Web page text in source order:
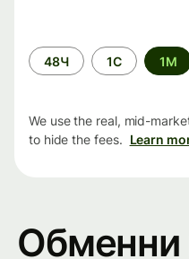
Time
period
48Ч 1С 1М
We use the real, mid-
to hide the fees. Learn
Обменни